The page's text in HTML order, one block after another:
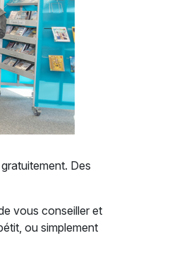
Des
vous conseiller et
ou simplement